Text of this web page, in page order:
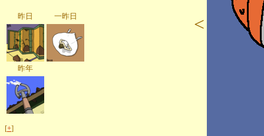
昨日 一昨日
昨年
[+]
<